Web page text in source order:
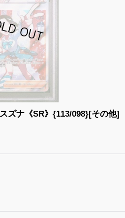
ズナ《SR》{113/098}[その他]